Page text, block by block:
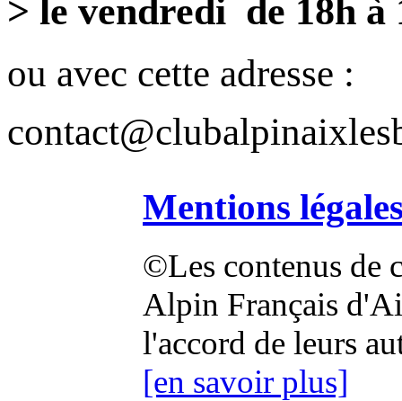
> le vendredi de 18h à
ou avec cette adresse :
Mentions
©Les contenus de
Alpin Français
l'accord de leurs
[en savoir plus]